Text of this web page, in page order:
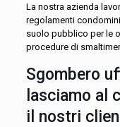
La nostra azienda
regolamenti
suolo pubblico per le
procedure di
Sgombero
lasciamo al
il nostri